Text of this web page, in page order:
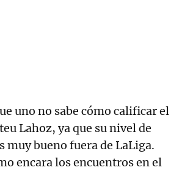
uno no sabe cómo calificar el
Lahoz, ya que su nivel de
muy bueno fuera de LaLiga.
encara los encuentros en el